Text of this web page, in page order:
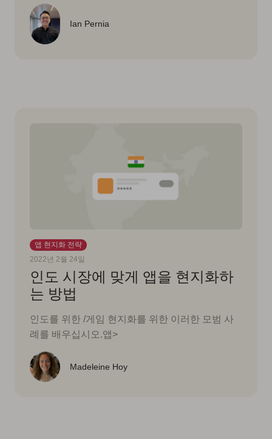
Ian Pernia
앱 현지화 전략
2022년 2월 24일
인도 시장에 맞게 앱을 현지화하
는 방법
인도를 위한 /게임 현지화를 위한 이러한 모범 사
례를 배우십시오.앱>
Madeleine Hoy